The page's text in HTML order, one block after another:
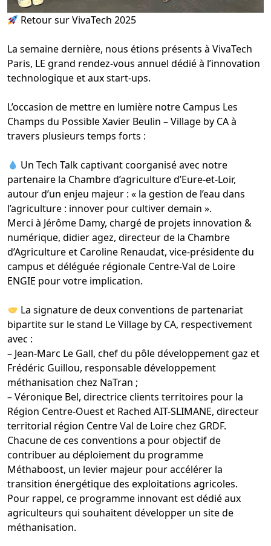
Retour sur VivaTech 2025
La semaine dernière, nous étions présents à VivaTech
Paris, LE grand rendez-vous annuel dédié à l’innovation
technologique et aux start-ups.
L’occasion de mettre en lumière notre Campus Les
Champs du Possible Xavier Beulin – Village by CAà
travers plusieurs temps forts :
Un Tech Talk captivant coorganisé avec notre
partenaire la Chambre d’agriculture d’Eure-et-Loir,
autour d’un enjeu majeur : « la gestion de l’eau dans
l’agriculture : innover pour cultiver demain ».
Merci à Jérôme Damy, chargé de projets innovation &
numérique, didier agez, directeur de la Chambre
d’Agriculture et Caroline Renaudat, vice-présidente du
campus et déléguée régionale Centre-Val de Loire
ENGIE pour votre implication.
La signature de deux conventions de partenariat
bipartite sur le stand Le Village by CA, respectivement
avec :
– Jean-Marc Le Gall, chef du pôle développement gaz et
Frédéric Guillou, responsable développement
méthanisation chez NaTran ;
–Véronique Bel, directrice clients territoires pour la
Région Centre-Ouest et Rached AIT-SLIMANE, directeur
territorial région Centre Val de Loire chez GRDF.
Chacune de ces conventions a pour objectif de
contribuer au déploiement du programme
Méthaboost, un levier majeur pour accélérer la
transition énergétique des exploitations agricoles.
Pour rappel, ce programme innovant est dédié aux
agriculteurs qui souhaitent développer un site de
méthanisation.